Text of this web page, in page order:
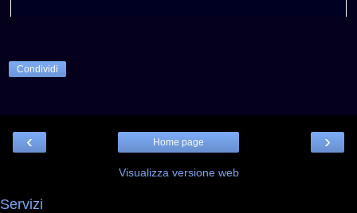
Condividi
‹ ›
Home page
Visualizza versione web
Servizi